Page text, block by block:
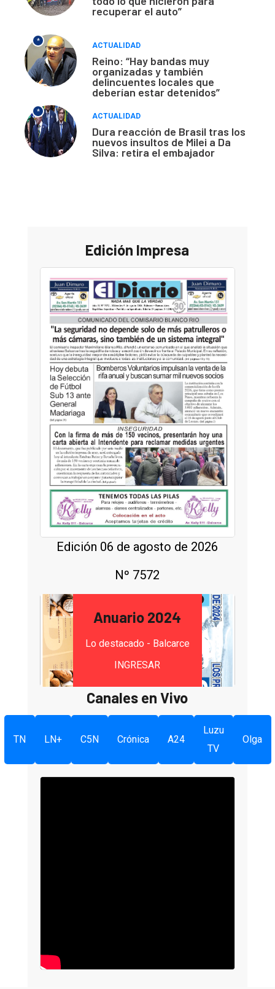
recuperar el auto”
*
ACTUALIDAD
Reino: “Hay bandas muy
organizadas y también
delincuentes locales que
deberían estar detenidos”
*
ACTUALIDAD
Dura reacción de Brasil tras los
nuevos insultos de Milei a Da
Silva: retira el embajador
Edición Impresa
Edición 06 de agosto de 2026
Nº 7572
Anuario 2024
Lo destacado - Balcarce
INGRESAR
Canales en Vivo
TN LN+ C5N Crónica A24
Luzu
TV
Olga